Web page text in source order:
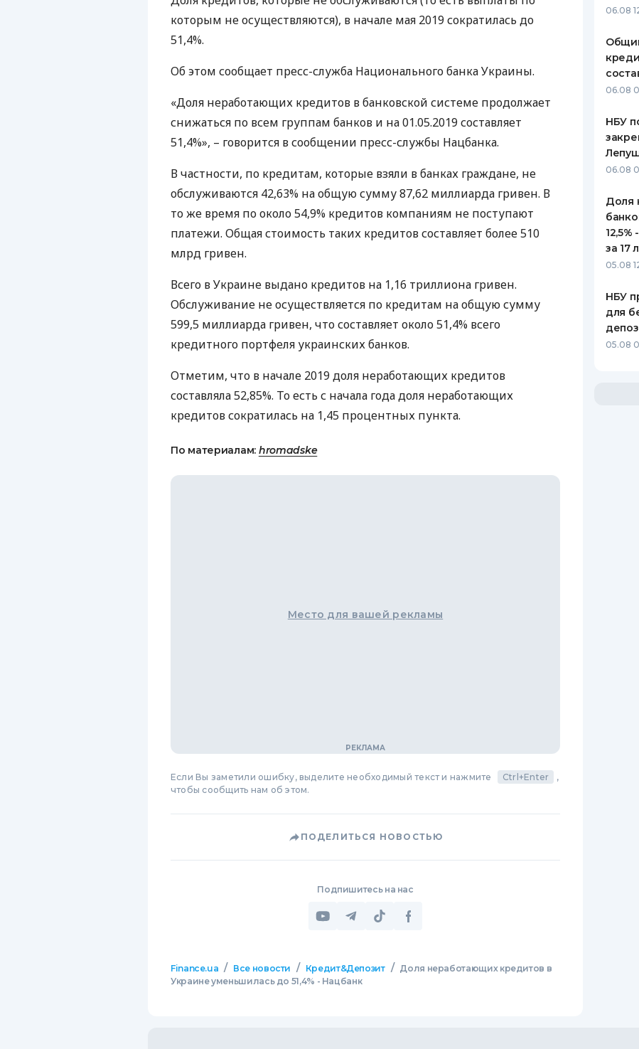
ЕЖЕМЕСЯЧНЫЙ ОБЗОР
БАНКОВСКИМ КАРТАМ
ВСЕ
которым не осуществляются), в начале мая 2019 сократилась до
51,4%.
Об этом сообщает пресс-служба Национального банка Украины.
«Доля неработающих кредитов в банковской системе продолжает
снижаться по всем группам банков и на 01.05.2019 составляет
51,4%», – говорится в сообщении пресс-службы Нацбанка.
В частности, по кредитам, которые взяли в банках граждане, не
обслуживаются 42,63% на общую сумму 87,62 миллиарда гривен. В
то же время по около 54,9% кредитов компаниям не поступают
платежи. Общая стоимость таких кредитов составляет более 510
млрд гривен.
Всего в Украине выдано кредитов на 1,16 триллиона гривен.
Обслуживание не осуществляется по кредитам на общую сумму
599,5 миллиарда гривен, что составляет около 51,4% всего
кредитного портфеля украинских банков.
Отметим, что в начале 2019 доля неработающих кредитов
составляла 52,85%. То есть с начала года доля неработающих
кредитов сократилась на 1,45 процентных пункта.
По материалам: hromadske
Место для вашей рекламы
Если Вы заметили ошибку, выделите необходимый текст и нажмите Ctrl+Enter
,
чтобы сообщить нам об этом.
ПОДЕЛИТЬСЯ НОВОСТЬЮ
Подпишитесь на нас
Finance.ua / Все новости / Кредит&Депозит / Доля неработающих кредитов в
Украине уменьшилась до 51,4% - Нацбанк
06.08
06.08
НБУ
06.08
Доля
за 17
05.08
НБУ
для
05.08